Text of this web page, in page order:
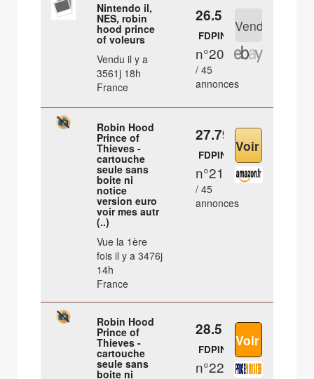
Nintendo il,
NES, robin
hood prince
of voleurs
Vendu il y a
3561j 18h
France
26.5 €
FDPIN
n°20
/ 45
annonces
Robin Hood
Prince of
Thieves -
cartouche
seule sans
boite ni
notice
version euro
voir mes autr
(..)
Vue la 1ère
fois il y a 3476j
14h
France
27.79 €
FDPIN
n°21
/ 45
annonces
Robin Hood
Prince of
Thieves -
cartouche
seule sans
boite ni
28.5 €
FDPIN
n°22